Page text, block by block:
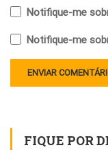
Notifique-me
Notifique-me
FIQUE POR